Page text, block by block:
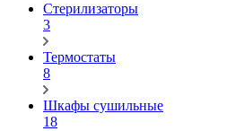
Стерилизаторы
3
Термостаты
8
Шкафы сушильные
18